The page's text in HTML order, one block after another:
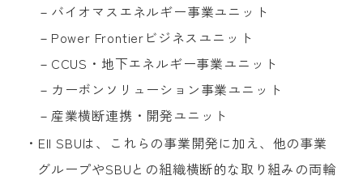
－バイオマスエネルギー事業ユニット
－Power Frontierビジネスユニット
－CCUS・地下エネルギー事業ユニット
－カーボンソリューション事業ユニット
－産業横断連携・開発ユニット
・EII SBUは、これらの事業開発に加え、他の事業
グループやSBUとの組織横断的な取り組みの両輪